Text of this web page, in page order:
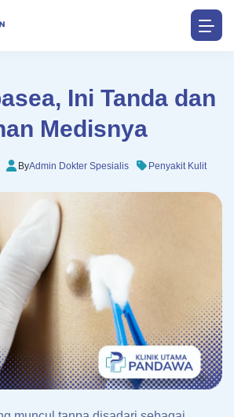
Ini Tanda dan
Medisnya
ByAdmin Dokter Spesialis Penyakit Kulit